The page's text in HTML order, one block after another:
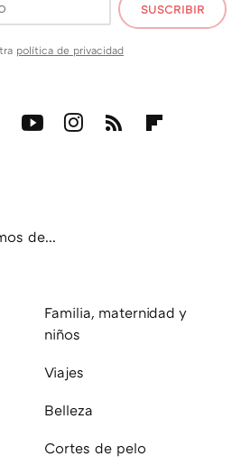
SUSCRIBIR
política de privacidad
de...
Familia, maternidad y
niños
Viajes
Belleza
Cortes de pelo